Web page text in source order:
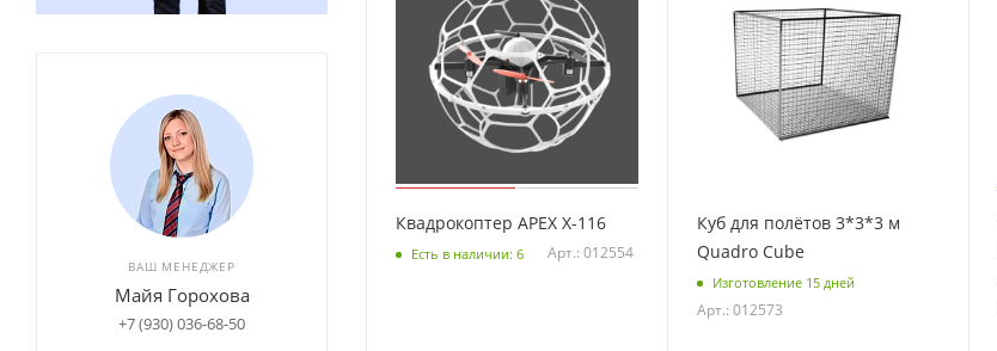
Квадрокоптер APEX X-116
Есть в наличии: 6 Арт.: 012554
Куб для полётов 3*3*3 м
Quadro Cube
Изготовление 15 дней
Арт.: 012573
ВАШ МЕНЕДЖЕР
Майя Горохова
+7 (930) 036-68-50